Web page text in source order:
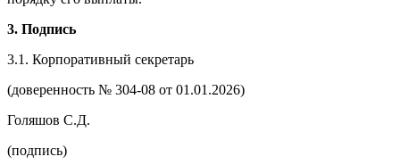
3. Подпись
3.1. Корпоративный секретарь
(доверенность № 304-08 от 01.01.2026)
Голяшов С.Д.
(подпись)